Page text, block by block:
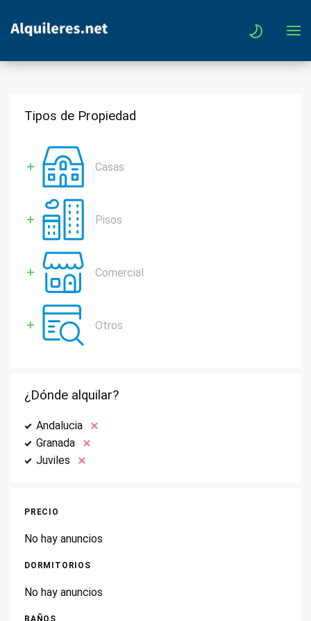
Tipos de Propiedad
Casas
Pisos
Comercial
Otros
¿Dónde alquilar?
Andalucia
Granada
Juviles
PRECIO
No hay anuncios
DORMITORIOS
No hay anuncios
BAÑOS